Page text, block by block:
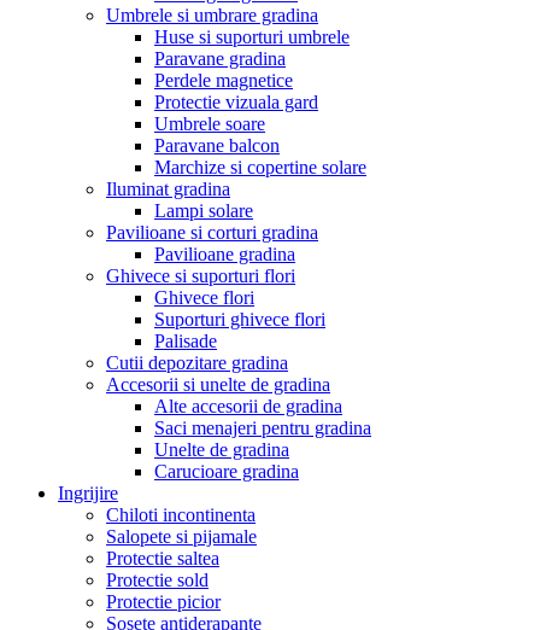
Umbrele si umbrare gradina
Huse si suporturi umbrele
Paravane gradina
Perdele magnetice
Protectie vizuala gard
Umbrele soare
Paravane balcon
Marchize si copertine solare
Iluminat gradina
Lampi solare
Pavilioane si corturi gradina
Pavilioane gradina
Ghivece si suporturi flori
Ghivece flori
Suporturi ghivece flori
Palisade
Cutii depozitare gradina
Accesorii si unelte de gradina
Alte accesorii de gradina
Saci menajeri pentru gradina
Unelte de gradina
Carucioare gradina
Ingrijire
Chiloti incontinenta
Salopete si pijamale
Protectie saltea
Protectie sold
Protectie picior
Sosete antiderapante